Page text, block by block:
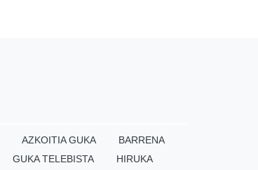
AZKOITIA GUKA
BARRENA
GUKA TELEBISTA HIRUKA